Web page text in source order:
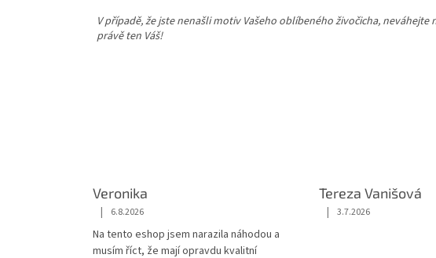
V případě, že jste nenašli motiv Vašeho oblíbeného živočicha,
právě ten Váš!
Veronika
Hodnocení obchodu je 5 z 5 hvězdiček.
| 6.8.2026
Na tento eshop jsem narazila náhodou a
musím říct, že mají opravdu kvalitní
Tereza Vanišová
Hodnocení obchodu je 5
| 3.7.2026